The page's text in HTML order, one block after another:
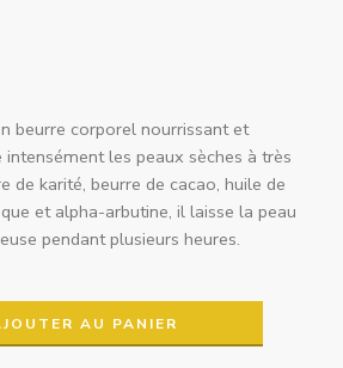
beurre corporel nourrissant et
les peaux sèches à très
de karité, beurre de cacao, huile de
et alpha-arbutine, il laisse la peau
pendant plusieurs heures.
AU PANIER